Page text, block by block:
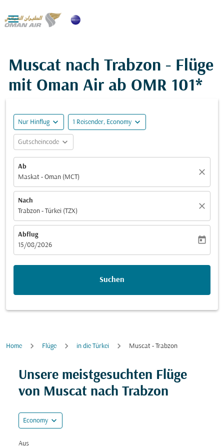

Muscat nach Trabzon - Flüge
mit Oman Air ab OMR 101*
Nur Hinflug expand_more 1 Reisender, Economy expand_more
Gutscheincode expand_more
Ab
Maskat - Oman (MCT)
close
Nach
Trabzon - Türkei (TZX)
close
Abflug
fc-booking-departure-date-aria-label
15/08/2026
today
Suchen
Home Flüge in die Türkei Muscat - Trabzon
Unsere meistgesuchten Flüge
von Muscat nach Trabzon
Economy expand_more
Aus